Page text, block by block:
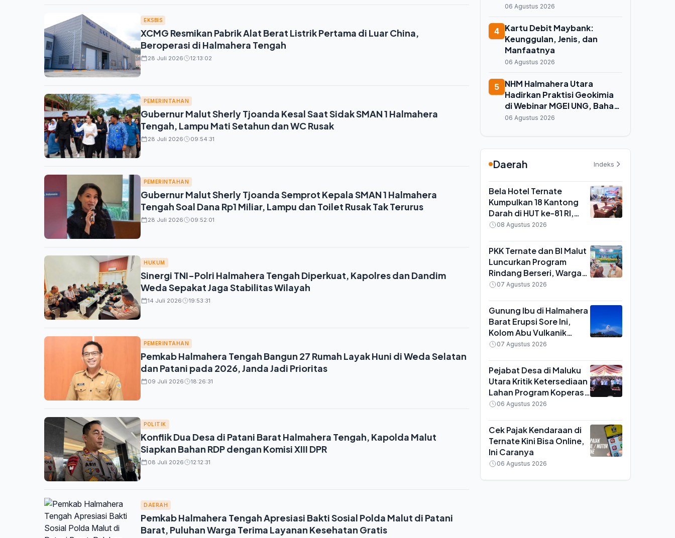
EKSBIS
XCMG Resmikan Pabrik Alat Berat Listrik Pertama di Luar China,
Beroperasi di Halmahera Tengah
28 Juli 2026 12:13:02
PEMERINTAHAN
Gubernur Malut Sherly Tjoanda Kesal Saat Sidak SMAN 1 Halmahera
Tengah, Lampu Mati Setahun dan WC Rusak
28 Juli 2026 09:54:31
PEMERINTAHAN
Gubernur Malut Sherly Tjoanda Semprot Kepala SMAN 1 Halmahera
Tengah Soal Dana Rp1 Miliar, Lampu dan Toilet Rusak Tak Terurus
28 Juli 2026 09:52:01
HUKUM
Sinergi TNI-Polri Halmahera Tengah Diperkuat, Kapolres dan Dandim
Weda Sepakat Jaga Stabilitas Wilayah
14 Juli 2026 19:53:31
PEMERINTAHAN
Pemkab Halmahera Tengah Bangun 27 Rumah Layak Huni di Weda Selatan
dan Patani pada 2026, Janda Jadi Prioritas
09 Juli 2026 18:26:31
POLITIK
Konflik Dua Desa di Patani Barat Halmahera Tengah, Kapolda Malut
Siapkan Bahan RDP dengan Komisi XIII DPR
08 Juli 2026 12:12:31
DAERAH
Pemkab Halmahera Tengah Apresiasi Bakti Sosial Polda Malut di Patani
Barat, Puluhan Warga Terima Layanan Kesehatan Gratis
06 Agustus 2026
4 Kartu Debit Maybank:
Keunggulan, Jenis, dan
Manfaatnya
06 Agustus 2026
5 NHM Halmahera Utara
Hadirkan Praktisi Geokimia
di Webinar MGEI UNG, Bahas
Efisiensi Tambang Emas
06 Agustus 2026
Daerah Indeks
Bela Hotel Ternate
Kumpulkan 18 Kantong
Darah di HUT ke-81 RI,
Aksi Sosial Rutin Tiap 3
08 Agustus 2026
PKK Ternate dan BI Malut
Luncurkan Program
Rindang Berseri, Warga
Didorong Tanam Cabai
Pekarangan
07 Agustus 2026
Gunung Ibu di Halmahera
Barat Erupsi Sore Ini,
Kolom Abu Vulkanik
Capai 600 Meter di Atas
07 Agustus 2026
Pejabat Desa di Maluku
Utara Kritik Ketersediaan
Lahan Program Koperasi
Merah Putih saat Seminar
06 Agustus 2026
Cek Pajak Kendaraan di
Ternate Kini Bisa Online,
Ini Caranya
06 Agustus 2026